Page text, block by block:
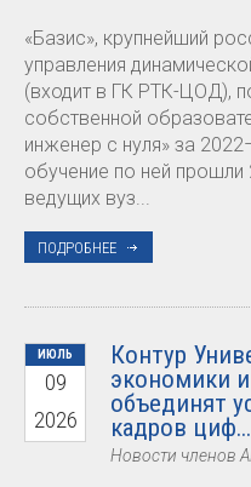
«Базис», крупнейший
управления
(входит в ГК РТК-ЦОД),
собственной
инженер с нуля» за
обучение по ней прошли
ведущих вуз...
ПОДРОБНЕЕ
ИЮЛЬ
09
2026
Контур
экономики
объединят
кадров циф...
Новости членов